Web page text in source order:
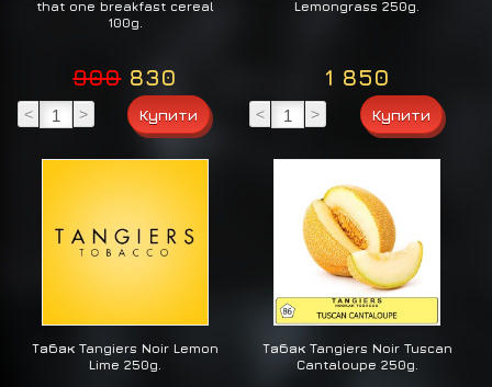
that one breakfast cereal
100g.
900 830
< >
Lemongrass 250g.
1 850
< >
Табак Tangiers Noir Lemon
Lime 250g.
Табак Tangiers Noir Tuscan
Cantaloupe 250g.